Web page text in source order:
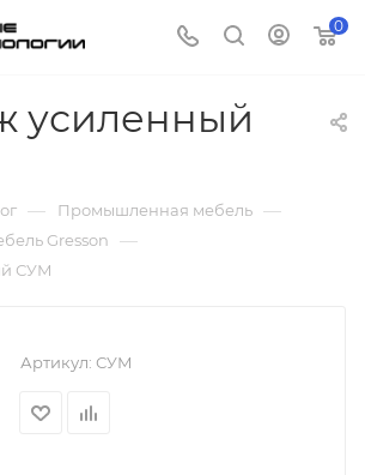
0
усиленный
— Промышленная мебель —
Gresson —
СУМ
Артикул: СУМ